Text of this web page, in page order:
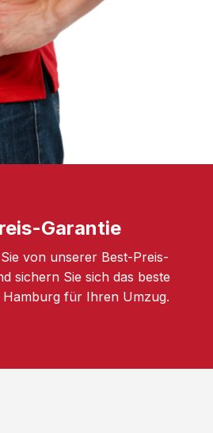
Garantie
von unserer Best-Preis-
sichern Sie sich das beste
Hamburg für Ihren Umzug.